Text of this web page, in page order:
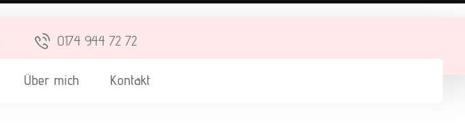
0174 944 72 72
Über mich Kontakt